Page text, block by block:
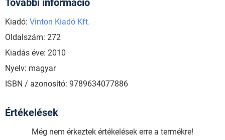
További információ
Kiadó: Vinton Kiadó Kft.
Oldalszám: 272
Kiadás éve: 2010
Nyelv: magyar
ISBN / azonosító: 9789634077886
Értékelések
Még nem érkeztek értékelések erre a termékre!